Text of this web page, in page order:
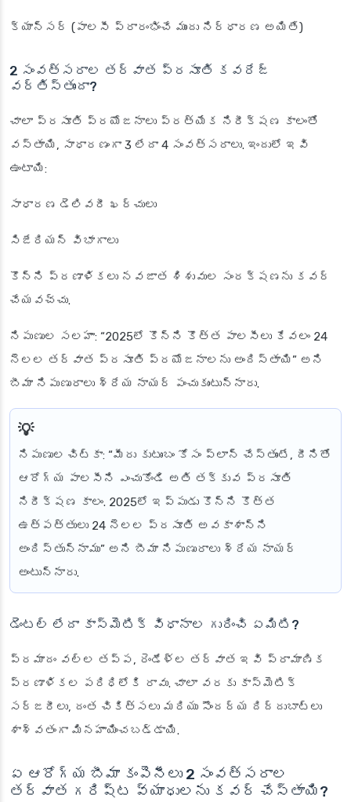
క్యాన్సర్ (పాలసీ ప్రారంభించే ముందు నిర్ధారణ అయితే)
2 సంవత్సరాల తర్వాత ప్రసూతి కవరేజ్
వర్తిస్తుందా?
చాలా ప్రసూతి ప్రయోజనాలు ప్రత్యేక నిరీక్షణ కాలంతో
వస్తాయి, సాధారణంగా 3 లేదా 4 సంవత్సరాలు. ఇందులో ఇవి
ఉంటాయి:
సాధారణ డెలివరీ ఖర్చులు
సిజేరియన్ విభాగాలు
కొన్ని ప్రణాళికలు నవజాత శిశువుల సంరక్షణను కవర్
చేయవచ్చు.
నిపుణుల సలహా: “2025లో కొన్ని కొత్త పాలసీలు కేవలం 24
నెలల తర్వాత ప్రసూతి ప్రయోజనాలను అందిస్తాయి” అని
బీమా నిపుణురాలు శ్రేయ నాయర్ పంచుకుంటున్నారు.
నిపుణుల చిట్కా: “మీరు కుటుంబం కోసం ప్లాన్ చేస్తుంటే, దీనితో
ఆరోగ్య పాలసీని ఎంచుకోండి అతి తక్కువ ప్రసూతి
నిరీక్షణ కాలం. 2025లో ఇప్పుడు కొన్ని కొత్త
ఉత్పత్తులు 24 నెలల ప్రసూతి అవకాశాన్ని
అందిస్తున్నాము” అని బీమా నిపుణురాలు శ్రేయ నాయర్
అంటున్నారు.
డెంటల్ లేదా కాస్మెటిక్ విధానాల గురించి ఏమిటి?
ప్రమాదం వల్ల తప్ప, రెండేళ్ల తర్వాత ఇవి ప్రామాణిక
ప్రణాళికల పరిధిలోకి రావు. చాలా వరకు కాస్మెటిక్
సర్జరీలు, దంత చికిత్సలు మరియు సౌందర్య దిద్దుబాట్లు
శాశ్వతంగా మినహాయించబడ్డాయి.
ఏ ఆరోగ్య బీమా కంపెనీలు 2 సంవత్సరాల
తర్వాత గరిష్ట వ్యాధులను కవర్ చేస్తాయి?